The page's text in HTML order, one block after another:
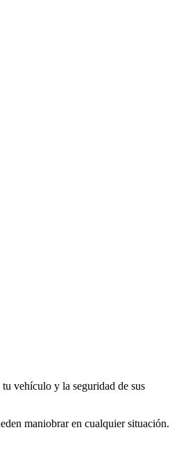
vehículo y la seguridad de sus
maniobrar en cualquier situación.